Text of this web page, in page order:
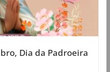
Dia da Padroeira